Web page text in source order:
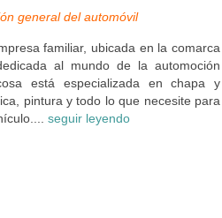
general del automóvil
familiar, ubicada en la comarca
al mundo de la automoción
está especializada en chapa y
pintura y todo lo que necesite para
seguir leyendo